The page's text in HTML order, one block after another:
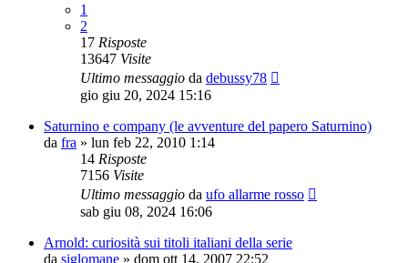
1
2
17 Risposte
13647 Visite
Ultimo messaggio da debussy78
gio giu 20, 2024 15:16
Saturnino e company (le avventure del papero Saturnino)
da fra » lun feb 22, 2010 1:14
14 Risposte
7156 Visite
Ultimo messaggio da ufo allarme rosso
sab giu 08, 2024 16:06
Arnold: curiosità sui titoli italiani della serie
da siglomane » dom ott 14, 2007 22:52